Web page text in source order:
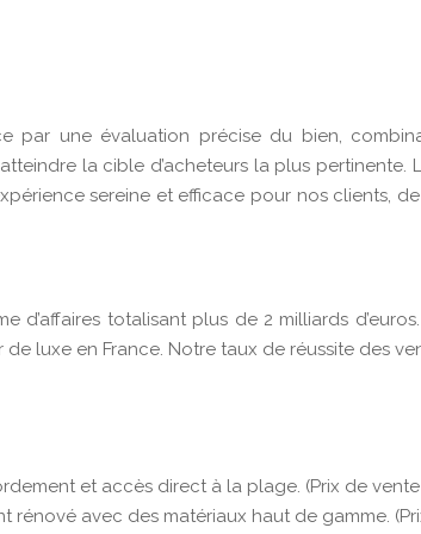
par une évaluation précise du bien,
la cible d’acheteurs la plus
sereine et efficace pour nos clients, de
d’affaires totalisant plus de 2 milliards
luxe en France. Notre taux de réussite des
et accès direct à la plage. (Prix de vente
avec des matériaux haut de gamme.